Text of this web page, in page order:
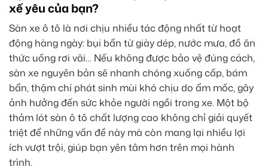
xế yêu của bạn?
Sàn xe ô tô là nơi chịu nhiều tác động nhất từ hoạt
động hàng ngày: bụi bẩn từ giày dép, nước mưa, đồ ăn
thức uống rơi vãi… Nếu không được bảo vệ đúng cách,
sàn xe nguyên bản sẽ nhanh chóng xuống cấp, bám
bẩn, thậm chí phát sinh mùi khó chịu do ẩm mốc, gây
ảnh hưởng đến sức khỏe người ngồi trong xe. Một bộ
thảm lót sàn ô tô chất lượng cao không chỉ giải quyết
triệt để những vấn đề này mà còn mang lại nhiều lợi
ích vượt trội, giúp bạn yên tâm hơn trên mọi hành
trình.